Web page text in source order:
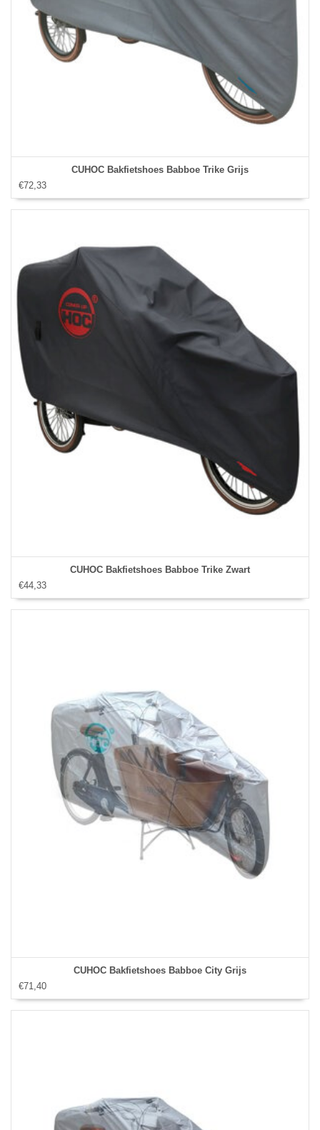
CUHOC Bakfietshoes Babboe Trike Grijs
€72,33
CUHOC Bakfietshoes Babboe Trike Zwart
€44,33
CUHOC Bakfietshoes Babboe City Grijs
€71,40